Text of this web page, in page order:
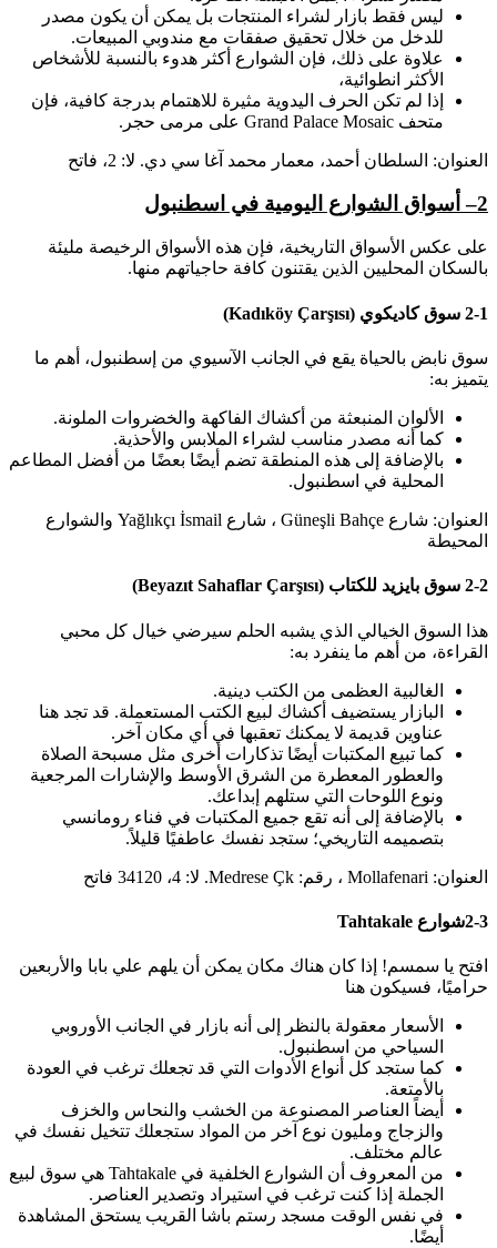
ليس فقط بازار لشراء المنتجات بل يمكن أن يكون مصدر
للدخل من خلال تحقيق صفقات مع مندوبي المبيعات.
علاوة على ذلك، فإن الشوارع أكثر هدوء بالنسبة للأشخاص
الأكثر انطوائية،
إذا لم تكن الحرف اليدوية مثيرة للاهتمام بدرجة كافية، فإن
متحف Grand Palace Mosaic على مرمى حجر.
العنوان: السلطان أحمد، معمار محمد آغا سي دي. لا: 2، فاتح
2– أسواق الشوارع اليومية في اسطنبول
على عكس الأسواق التاريخية، فإن هذه الأسواق الرخيصة مليئة
بالسكان المحليين الذين يقتنون كافة حاجياتهم منها.
2-1 سوق كاديكوي (Kadıköy Çarşısı)
سوق نابض بالحياة يقع في الجانب الآسيوي من إسطنبول، أهم ما
يتميز به:
الألوان المنبعثة من أكشاك الفاكهة والخضروات الملونة.
كما أنه مصدر مناسب لشراء الملابس والأحذية.
بالإضافة إلى هذه المنطقة تضم أيضًا بعضًا من أفضل المطاعم
المحلية في اسطنبول.
العنوان: شارع Güneşli Bahçe ، شارع Yağlıkçı İsmail والشوارع
المحيطة
2-2 سوق بايزيد للكتاب (Beyazıt Sahaflar Çarşısı)
هذا السوق الخيالي الذي يشبه الحلم سيرضي خيال كل محبي
القراءة، من أهم ما ينفرد به:
الغالبية العظمى من الكتب دينية.
البازار يستضيف أكشاك لبيع الكتب المستعملة. قد تجد هنا
عناوين قديمة لا يمكنك تعقبها في أي مكان آخر.
كما تبيع المكتبات أيضًا تذكارات أخرى مثل مسبحة الصلاة
والعطور المعطرة من الشرق الأوسط والإشارات المرجعية
ونوع اللوحات التي ستلهم إبداعك.
بالإضافة إلى أنه تقع جميع المكتبات في فناء رومانسي
بتصميمه التاريخي؛ ستجد نفسك عاطفيًا قليلاً.
العنوان: Mollafenari ، رقم: Medrese Çk. لا: 4، 34120 فاتح
2-3شوارع Tahtakale
افتح يا سمسم! إذا كان هناك مكان يمكن أن يلهم علي بابا والأربعين
حراميًا، فسيكون هنا
الأسعار معقولة بالنظر إلى أنه بازار في الجانب الأوروبي
السياحي من اسطنبول.
كما ستجد كل أنواع الأدوات التي قد تجعلك ترغب في العودة
بالأمتعة.
أيضاً العناصر المصنوعة من الخشب والنحاس والخزف
والزجاج ومليون نوع آخر من المواد ستجعلك تتخيل نفسك في
عالم مختلف.
من المعروف أن الشوارع الخلفية في Tahtakale هي سوق لبيع
الجملة إذا كنت ترغب في استيراد وتصدير العناصر.
في نفس الوقت مسجد رستم باشا القريب يستحق المشاهدة
أيضًا.